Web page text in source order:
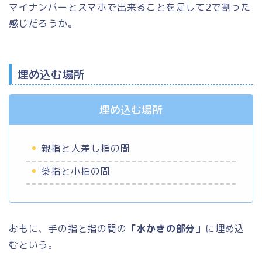
マイナンバーとスマホで出来ることを足して2で割った
感じだろうか。
埋め込む場所
埋め込む場所
親指と人差し指の間
薬指と小指の間
おもに、手の指と指の間の 「水かきの部分」 に埋め込
むという。